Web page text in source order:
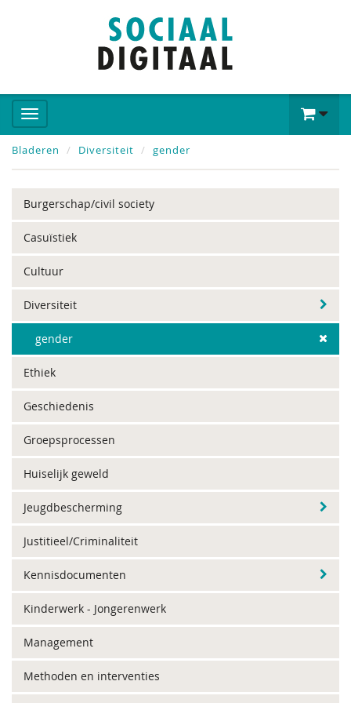
Bladeren Diversiteit gender
Burgerschap/civil society
Casuïstiek
Cultuur
Diversiteit
gender
Ethiek
Geschiedenis
Groepsprocessen
Huiselijk geweld
Jeugdbescherming
Justitieel/Criminaliteit
Kennisdocumenten
Kinderwerk - Jongerenwerk
Management
Methoden en interventies